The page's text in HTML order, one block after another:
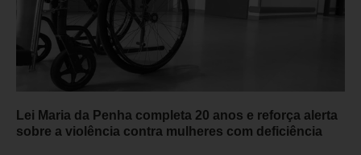
Lei Maria da Penha completa 20 anos e reforça alerta
sobre a violência contra mulheres com deficiência